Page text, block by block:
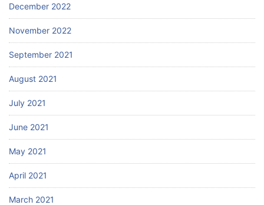
December 2022
November 2022
September 2021
August 2021
July 2021
June 2021
May 2021
April 2021
March 2021